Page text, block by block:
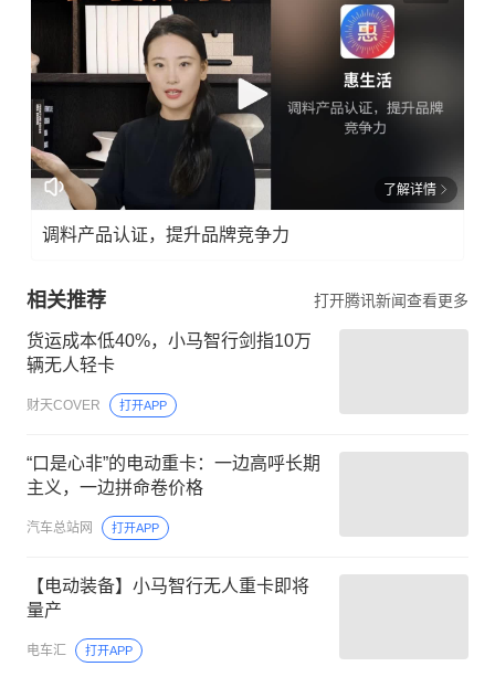
了解详情
调料产品认证，提升品牌竞争力
相关推荐 打开腾讯新闻查看更多
货运成本低40%，小马智行剑指10万
辆无人轻卡
财天COVER 打开APP
“口是心非”的电动重卡：一边高呼长期
主义，一边拼命卷价格
汽车总站网 打开APP
【电动装备】小马智行无人重卡即将
量产
电车汇 打开APP